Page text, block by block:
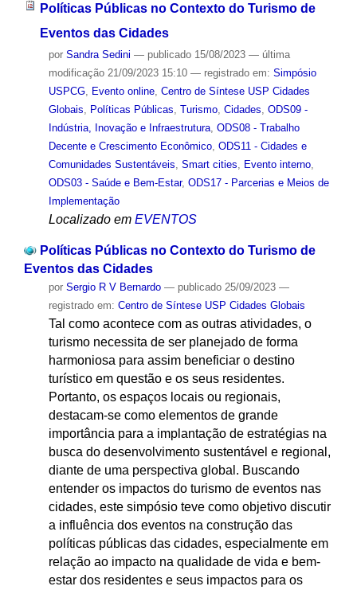
Políticas Públicas no Contexto do Turismo de
Eventos das Cidades
por Sandra Sedini — publicado15/08/2023 — última
modificação21/09/2023 15:10 — registrado em: Simpósio
USPCG, Evento online, Centro de Síntese USP Cidades
Globais
Políticas Públicas Turismo, Cidades ODS09 -
Indústria, Inovação e Infraestrutura, ODS08 - Trabalho
Decente e Crescimento Econômico, ODS11 - Cidades e
Comunidades Sustentáveis Smart cities Evento interno,
ODS03 - Saúde e Bem-Estar, ODS17 - Parcerias e Meios de
Implementação
Localizado em EVENTOS
Políticas Públicas no Contexto do Turismo de
Eventos das Cidades
por Sergio R V Bernardo — publicado25/09/2023 —
registrado em: Centro de Síntese USP Cidades Globais
Tal como acontece com as outras atividades, o
turismo necessita de ser planejado de forma
harmoniosa para assim beneficiar o destino
turístico em questão e os seus residentes.
Portanto, os espaços locais ou regionais,
destacam-se como elementos de grande
importância para a implantação de estratégias na
busca do desenvolvimento sustentável e regional,
diante de uma perspectiva global. Buscando
entender os impactos do turismo de eventos nas
cidades, este simpósio teve como objetivo discutir
a influência dos eventos na construção das
políticas públicas das cidades, especialmente em
relação ao impacto na qualidade de vida e bem-
estar dos residentes e seus impactos para os